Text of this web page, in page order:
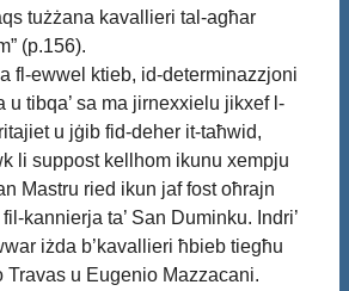
tużżana kavallieri tal-agħar
(p.156).
fl-ewwel ktieb, id-determinazzjoni
u tibqa’ sa ma jirnexxielu jikxef l-
u jġib fid-deher it-taħwid,
li suppost kellhom ikunu xempju
Mastru ried ikun jaf fost oħrajn
kannierja ta’ San Duminku. Indri’
iżda b’kavallieri ħbieb tiegħu
Travas u Eugenio Mazzacani.